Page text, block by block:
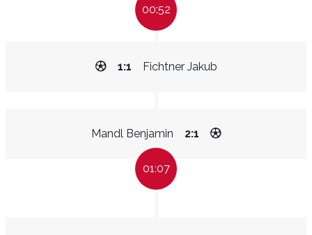
00:52
Fichtner Jakub
1:1
Mandl Benjamin 2:1
01:07